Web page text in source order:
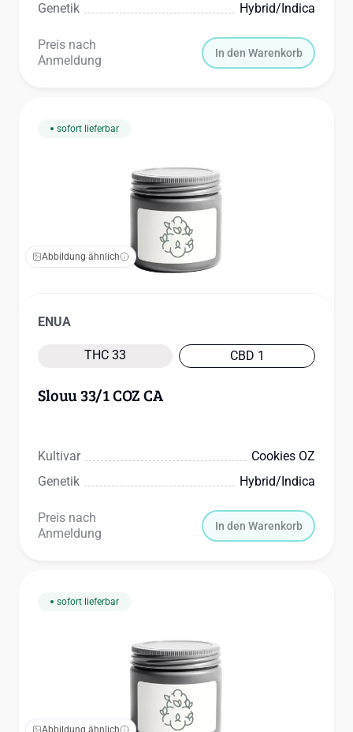
Genetik
Hybrid/indica
Preis nach
Anmeldung
In den Warenkorb
sofort lieferbar
Abbildung ähnlich
ENUA
THC 33 CBD 1
Slouu 33/1 COZ CA
Kultivar
Cookies OZ
Genetik
Hybrid/indica
Preis nach
Anmeldung
In den Warenkorb
sofort lieferbar
Abbildung ähnlich